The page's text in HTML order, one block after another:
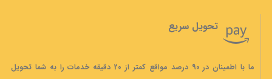
تحویل سریع
ما با اطمینان در 90 درصد مواقع کمتر از 20 دقیقه خدمات را به شما تحویل